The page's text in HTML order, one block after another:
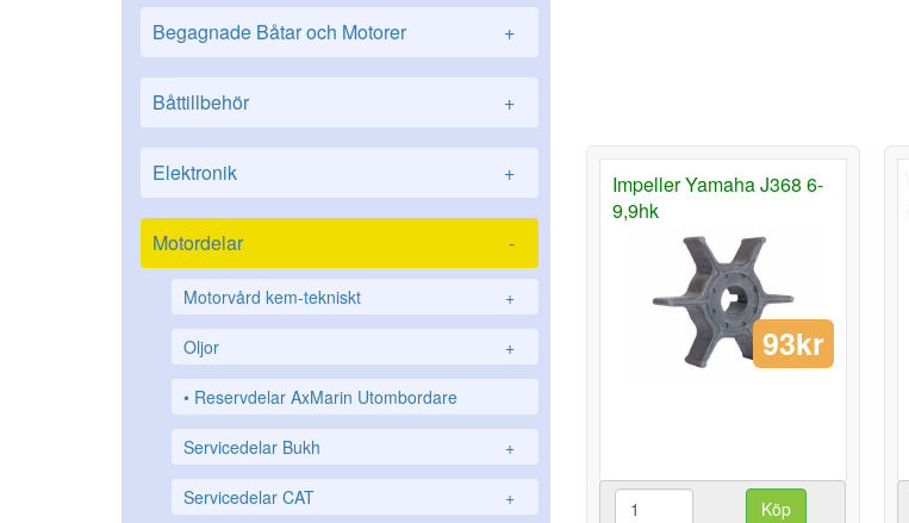
Begagnade Båtar och Motorer +
Båttillbehör +
Elektronik +
Motordelar -
Motorvård kem-tekniskt +
Oljor +
Reservdelar AxMarin Utombordare
Servicedelar Bukh +
Servicedelar CAT +
Impeller Yamaha J368 6-
9,9hk
93kr
Köp